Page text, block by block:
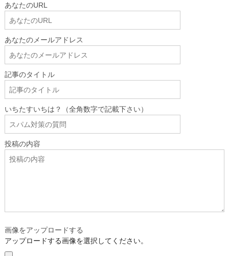
あなたのURL
あなたのメールアドレス
記事のタイトル
いちたすいちは？（全角数字で記載下さい）
投稿の内容
画像をアップロードする
アップロードする画像を選択してください。